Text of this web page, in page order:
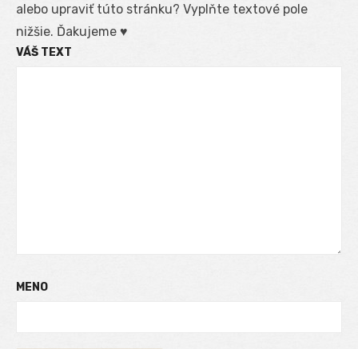
alebo upraviť túto stránku? Vyplňte textové pole
nižšie. Ďakujeme ♥
VÁŠ TEXT
MENO